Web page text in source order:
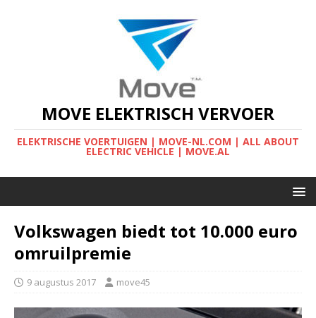
MOVE ELEKTRISCH VERVOER
ELEKTRISCHE VOERTUIGEN | MOVE-NL.COM | ALL ABOUT
ELECTRIC VEHICLE | MOVE.AL
Volkswagen biedt tot 10.000 euro
omruilpremie
9 augustus 2017 move45